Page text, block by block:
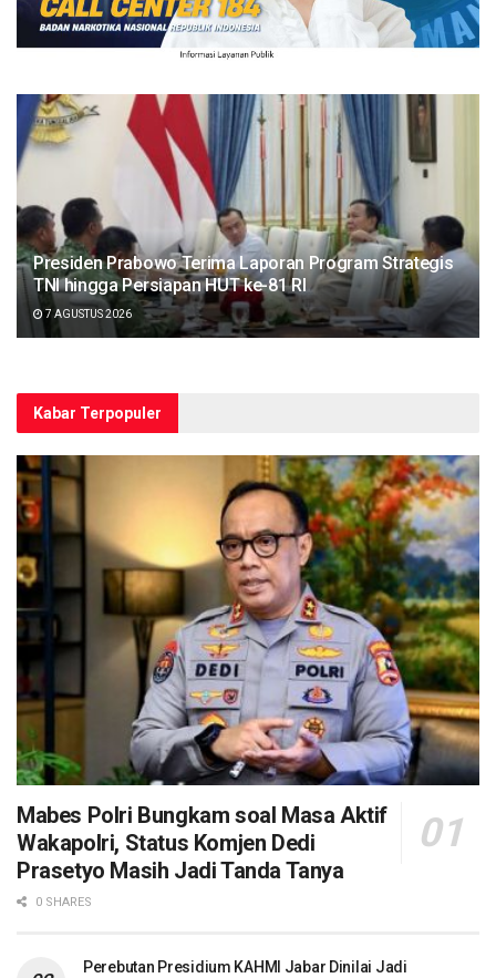
Presiden Prabowo Terima Laporan Program Strategis
TNI hingga Persiapan HUT ke-81 RI
7 AGUSTUS 2026
Kabar Terpopuler
Mabes Polri Bungkam soal Masa Aktif
Wakapolri, Status Komjen Dedi
Prasetyo Masih Jadi Tanda Tanya
0 SHARES
Perebutan Presidium KAHMI Jabar Dinilai Jadi